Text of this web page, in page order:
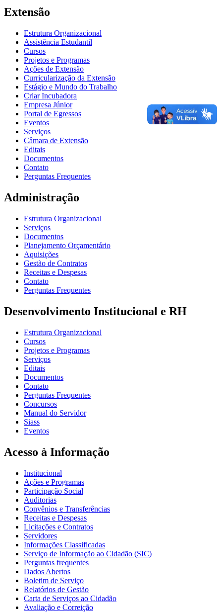
Extensão
Estrutura Organizacional
Assistência Estudantil
Cursos
Projetos e Programas
Ações de Extensão
Curricularização da Extensão
Estágio e Mundo do Trabalho
Criar Incubadora
Empresa Júnior
Portal de Egressos
Eventos
Serviços
Câmara de Extensão
Editais
Documentos
Contato
Perguntas Frequentes
Administração
Estrutura Organizacional
Serviços
Documentos
Planejamento Orçamentário
Aquisições
Gestão de Contratos
Receitas e Despesas
Contato
Perguntas Frequentes
Desenvolvimento Institucional e RH
Estrutura Organizacional
Cursos
Projetos e Programas
Serviços
Editais
Documentos
Contato
Perguntas Frequentes
Concursos
Manual do Servidor
Siass
Eventos
Acesso à Informação
Institucional
Ações e Programas
Participação Social
Auditorias
Convênios e Transferências
Receitas e Despesas
Licitações e Contratos
Servidores
Informações Classificadas
Serviço de Informação ao Cidadão (SIC)
Perguntas frequentes
Dados Abertos
Boletim de Serviço
Relatórios de Gestão
Carta de Serviços ao Cidadão
Avaliação e Correição